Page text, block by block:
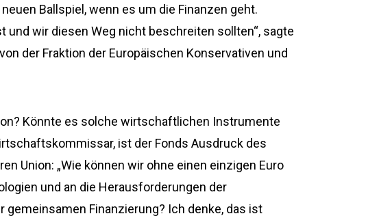
Ballspiel, wenn es um die Finanzen geht.
und wir diesen Weg nicht beschreiten sollten“, sagte
der Fraktion der Europäischen Konservativen und
Könnte es solche wirtschaftlichen Instrumente
ist der Fonds Ausdruck des
Union: „Wie können wir ohne einen einzigen Euro
und an die Herausforderungen der
Finanzierung? Ich denke, das ist